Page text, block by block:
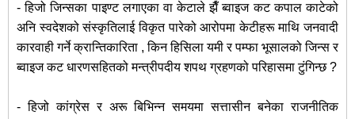
- हिजो जिन्सका पाइण्ट लगाएका वा केटाले झैँ ब्वाइज कट कपाल काटेको
अनि स्वदेशको संस्कृतिलाई विकृत पारेको आरोपमा केटीहरू माथि जनवादी
कारवाही गर्ने क्रान्तिकारिता , किन हिसिला यमी र पम्फा भूसालको जिन्स र
ब्वाइज कट धारणसहितको मन्त्रीपदीय शपथ ग्रहणको परिहासमा टुंगिन्छ ?
- हिजो कांग्रेस र अरू बिभिन्न समयमा सत्तासीन बनेका राजनीतिक